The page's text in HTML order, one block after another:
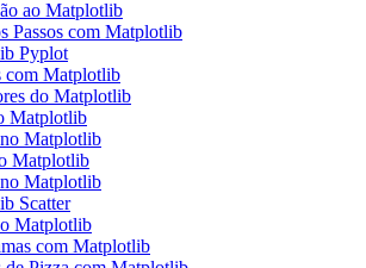
ao Matplotlib
Passos com Matplotlib
Pyplot
com Matplotlib
do Matplotlib
Matplotlib
Matplotlib
Matplotlib
Matplotlib
Scatter
Matplotlib
com Matplotlib